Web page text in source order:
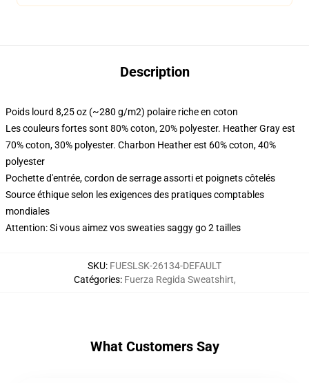
Description
Poids lourd 8,25 oz (~280 g/m2) polaire riche en coton
Les couleurs fortes sont 80% coton, 20% polyester. Heather Gray est
70% coton, 30% polyester. Charbon Heather est 60% coton, 40%
polyester
Pochette d'entrée, cordon de serrage assorti et poignets côtelés
Source éthique selon les exigences des pratiques comptables
mondiales
Attention: Si vous aimez vos sweaties saggy go 2 tailles
SKU: FUESLSK-26134-DEFAULT
Catégories: Fuerza Regida Sweatshirt,
What Customers Say